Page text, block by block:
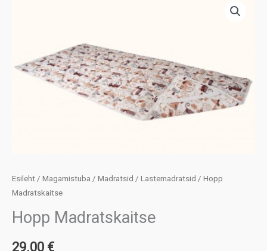
Esileht / Magamistuba / Madratsid / Lastemadratsid / Hopp
Madratskaitse
Hopp Madratskaitse
29.00 €